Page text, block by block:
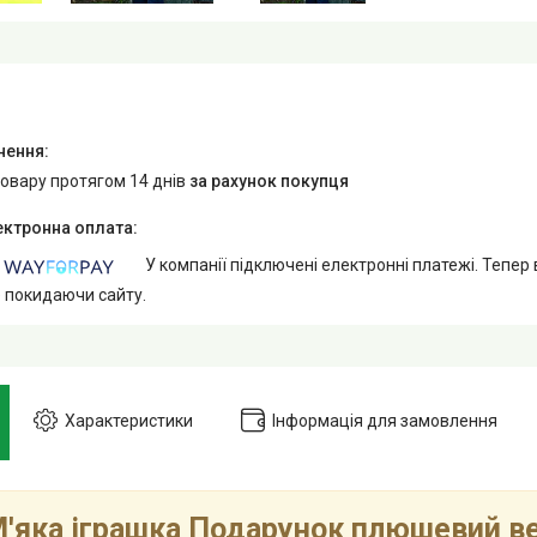
протягом 14 днів за рахунок покупця
У компанії підключені електронні платежі.
сайту.
Характеристики Інформація для замовлення
іграшка Подарунок плюшевий